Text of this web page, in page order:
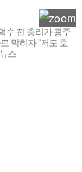
수 전 총리가 광주
막히자 "저도 호
스